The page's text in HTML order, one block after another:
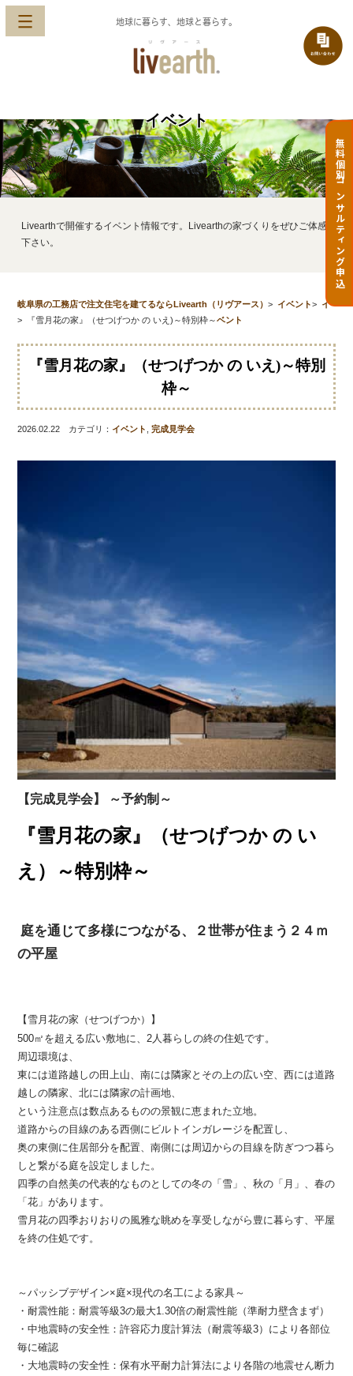
地球に暮らす、地球と暮らす。
無料個別コンサルティング申込
イベント
Livearthで開催するイベント情報です。Livearthの家づくりをぜひご体感
下さい。
岐阜県の工務店で注文住宅を建てるならLivearth（リヴアース）> イベント> イ
ベント
> 『雪月花の家』（せつげつか の いえ)～特別枠～
『雪月花の家』（せつげつか の いえ)～特別
枠～
2026.02.22 カテゴリ：イベント ,完成見学会
【完成見学会】 ～予約制～
『雪月花の家』 （せつげつか の い
え）
～特別枠～
庭を通じて多様につながる、２世帯が住まう２４ｍ
の平屋
【雪月花の家（せつげつか）】
500㎡を超える広い敷地に、2人暮らしの終の住処です。
周辺環境は、
東には道路越しの田上山、南には隣家とその上の広い空、西には道路
越しの隣家、北には隣家の計画地、
という注意点は数点あるものの景観に恵まれた立地。
道路からの目線のある西側にビルトインガレージを配置し、
奥の東側に住居部分を配置、南側には周辺からの目線を防ぎつつ暮ら
しと繋がる庭を設定しました。
四季の自然美の代表的なものとしての冬の「雪」、秋の「月」、春の
「花」があります。
雪月花の四季おりおりの風雅な眺めを享受しながら豊に暮らす、平屋
を終の住処です。
～パッシブデザイン×庭×現代の名工による家具～
・耐震性能：耐震等級3の最大1.30倍の耐震性能（準耐力壁含まず）
・中地震時の安全性：許容応力度計算法（耐震等級3）により各部位
毎に確認
・大地震時の安全性：保有水平耐力計算法により各階の地震せん断力